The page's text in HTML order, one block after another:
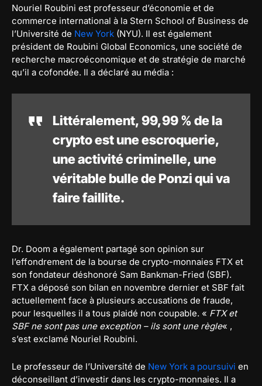
Nouriel Roubini est professeur d’économie et de
commerce international à la Stern School of Business de
l’Université de New York (NYU). Il est également
président de Roubini Global Economics, une société de
recherche macroéconomique et de stratégie de marché
qu’il a cofondée. Il a déclaré au média :
Littéralement, 99,99 % de la
crypto est une escroquerie,
une activité criminelle, une
véritable bulle de Ponzi qui va
faire faillite.
Dr. Doom a également partagé son opinion sur
l’effondrement de la bourse de crypto-monnaies FTX et
son fondateur déshonoré Sam Bankman-Fried (SBF).
FTX a déposé son bilan en novembre dernier et SBF fait
actuellement face à plusieurs accusations de fraude,
pour lesquelles il a tous plaidé non coupable. « FTX et
SBF ne sont pas une exception – ils sont une règle« ,
s’est exclamé Nouriel Roubini.
Le professeur de l’Université de New York a poursuivi en
déconseillant d’investir dans les crypto-monnaies. Il a